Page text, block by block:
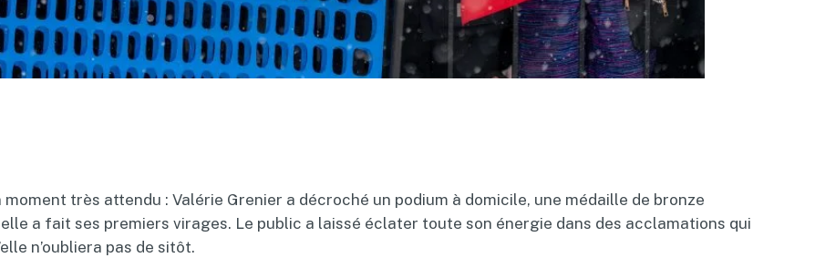
très attendu : Valérie Grenier a décroché un podium à domicile, une médaille de bronze
a fait ses premiers virages. Le public a laissé éclater toute son énergie dans des acclamations qui
n’oubliera pas de sitôt.